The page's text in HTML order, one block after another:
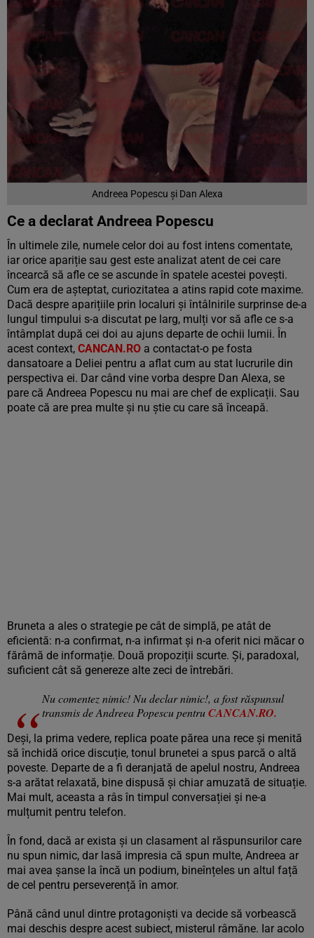
Andreea Popescu și Dan Alexa
Ce a declarat Andreea Popescu
În ultimele zile, numele celor doi au fost intens comentate,
iar orice apariție sau gest este analizat atent de cei care
încearcă să afle ce se ascunde în spatele acestei povești.
Cum era de așteptat, curiozitatea a atins rapid cote maxime.
Dacă despre aparițiile prin localuri și întâlnirile surprinse de-a
lungul timpului s-a discutat pe larg, mulți vor să afle ce s-a
întâmplat după cei doi au ajuns departe de ochii lumii. În
acest context, CANCAN.RO a contactat-o pe fosta
dansatoare a Deliei pentru a aflat cum au stat lucrurile din
perspectiva ei. Dar când vine vorba despre Dan Alexa, se
pare că Andreea Popescu nu mai are chef de explicații. Sau
poate că are prea multe și nu știe cu care să înceapă.
Bruneta a ales o strategie pe cât de simplă, pe atât de
eficientă: n-a confirmat, n-a infirmat și n-a oferit nici măcar o
fărâmă de informație. Două propoziții scurte. Și, paradoxal,
suficient cât să genereze alte zeci de întrebări.
Nu comentez nimic! Nu declar nimic!, a fost răspunsul
transmis de Andreea Popescu pentruCANCAN.RO.
Deși, la prima vedere, replica poate părea una rece și menită
să închidă orice discuție, tonul brunetei a spus parcă o altă
poveste. Departe de a fi deranjată de apelul nostru, Andreea
s-a arătat relaxată, bine dispusă și chiar amuzată de situație.
Mai mult, aceasta a râs în timpul conversației și ne-a
mulțumit pentru telefon.
În fond, dacă ar exista și un clasament al răspunsurilor care
nu spun nimic, dar lasă impresia că spun multe, Andreea ar
mai avea șanse la încă un podium, bineînțeles un altul față
de cel pentru perseverență în amor.
Până când unul dintre protagoniști va decide să vorbească
mai deschis despre acest subiect, misterul râmăne. Iar acolo